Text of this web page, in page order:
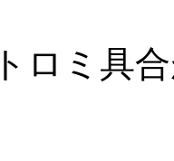
ロミ具